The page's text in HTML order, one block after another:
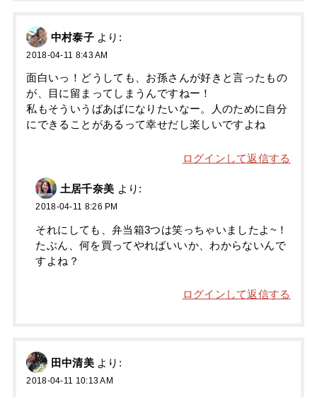
中村泰子 より:
2018-04-11 8:43 AM
面白いっ！どうしても、お孫さんが好きと言ったもの
が、目に留まってしまうんですねー！
私もそういうばあばになりたいなー。人のために自分
にできることがあるって幸せだし楽しいですよね
ログインして返信する
土居千奈美 より:
2018-04-11 8:26 PM
それにしても、弁当箱3つは笑っちゃいましたよ~！
たぶん、何を買ってやればいいか、わからないんで
すよね？
ログインして返信する
田中清美 より:
2018-04-11 10:13 AM